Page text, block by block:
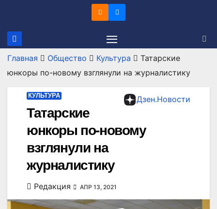
содержимому
Главная Общество Культура
Татарские
юнкоры по-новому взглянули на журналистику
Дзен.Новости
КУЛЬТУРА
Татарские
юнкоры по-новому
взглянули на
журналистику
Редакция АПР 13, 2021